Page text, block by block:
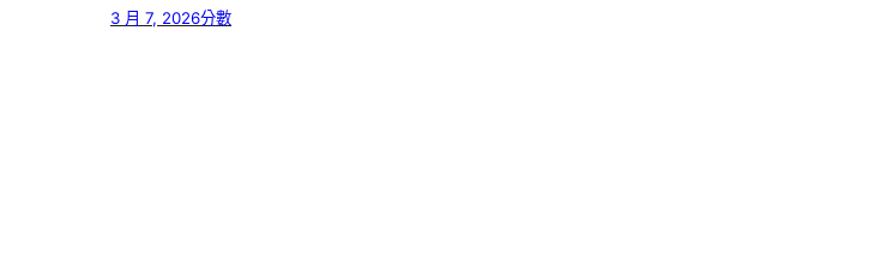
3 月 7, 2026分數